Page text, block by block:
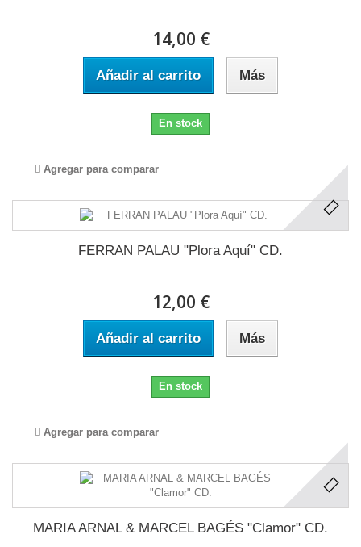
14,00 €
Añadir al carrito Más
En stock
Agregar para comparar
FERRAN PALAU "Plora Aquí" CD.
12,00 €
Añadir al carrito Más
En stock
Agregar para comparar
MARIA ARNAL & MARCEL BAGÉS "Clamor" CD.